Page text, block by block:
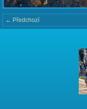
← Předchozí